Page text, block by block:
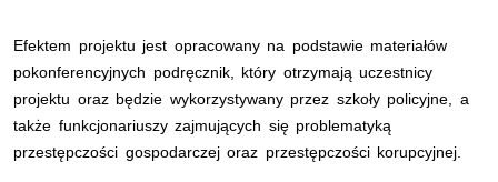
Efektem projektu jest opracowany na podstawie materiałów
pokonferencyjnych podręcznik, który otrzymają uczestnicy
projektu oraz będzie wykorzystywany przez szkoły policyjne, a
także funkcjonariuszy zajmujących się problematyką
przestępczości gospodarczej oraz przestępczości korupcyjnej.